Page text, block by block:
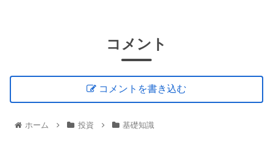
コメント
コメントを書き込む
ホーム 投資 基礎知識